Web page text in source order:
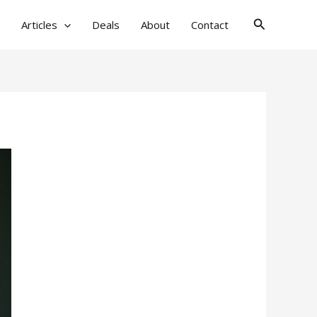
Articles Deals About Contact
검